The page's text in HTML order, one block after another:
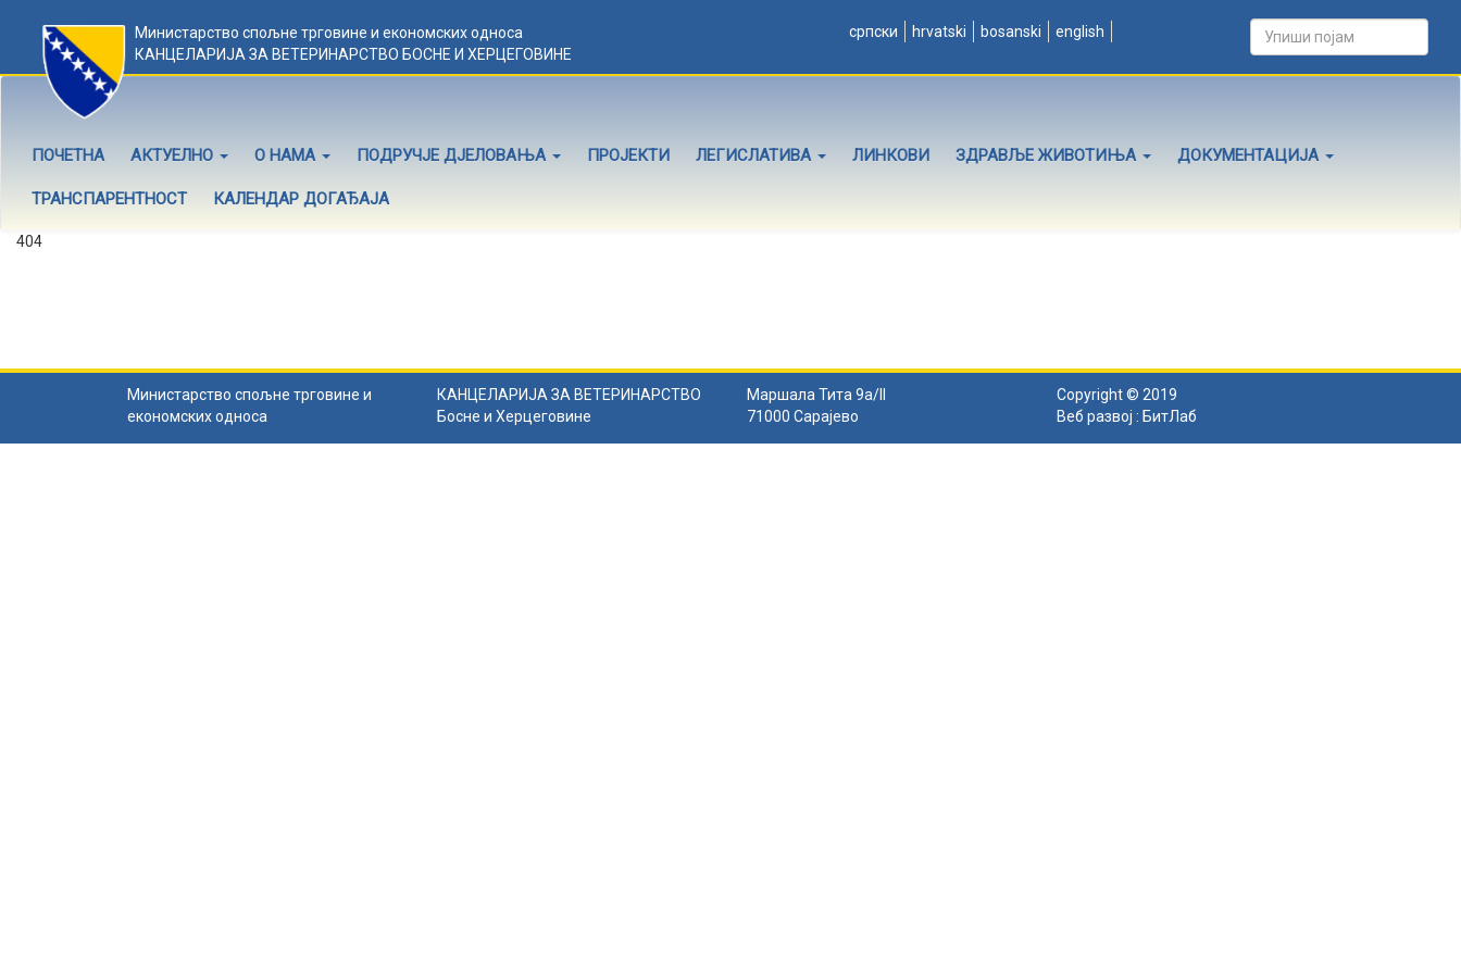
Министарство спољне трговине и економских односа
КАНЦЕЛАРИЈА ЗА ВЕТЕРИНАРСТВО БОСНЕ И ХЕРЦЕГОВИНЕ
српски hrvatski bosanski english
ПОЧЕТНА АКТУЕЛНО О НАМА ПОДРУЧЈЕ ДЈЕЛОВАЊА ПРОЈЕКТИ ЛЕГИСЛАТИВА ЛИНКОВИ ЗДРАВЉЕ ЖИВОТИЊА ДОКУМЕНТАЦИЈА
ТРАНСПАРЕНТНОСТ КАЛЕНДАР ДОГАЂАЈА
404
Министарство спољне трговине и
економских односа
КАНЦЕЛАРИЈА ЗА ВЕТЕРИНАРСТВО
Босне и Херцеговине
Маршала Тита 9а/II
71000 Сарајево
Copyright © 2019
Веб развој : БитЛаб